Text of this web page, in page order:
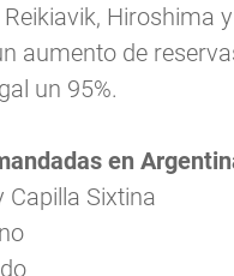
Hiroshima
aumento de
un 95%.
en
Capilla Sixtina